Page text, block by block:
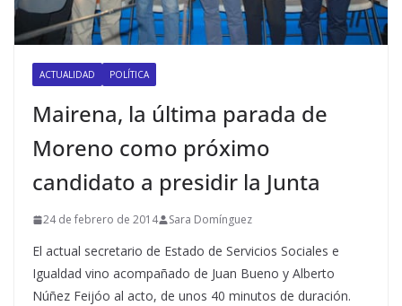
ACTUALIDAD POLÍTICA
Mairena, la última parada de
Moreno como próximo
candidato a presidir la Junta
24 de febrero de 2014 Sara Domínguez
El actual secretario de Estado de Servicios Sociales e
Igualdad vino acompañado de Juan Bueno y Alberto
Núñez Feijóo al acto, de unos 40 minutos de duración.